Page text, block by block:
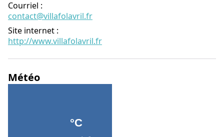
Courriel :
contact@villafolavril.fr
Site internet :
http://www.villafolavril.fr
Météo